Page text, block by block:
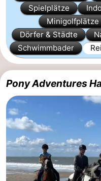
van
Schouwen
Übernachten
Appartements
Campingplätze
-
Buitenheem
-
Duinoord
-
Ginsterveld
-
Spielplätze
Minigolfplätze
Dörfer & Städte
Schwimmbader
Pony Adventures